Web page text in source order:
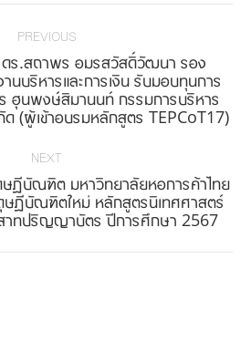
PREVIOUS
Previous
post:
ดร.สถาพร อมรสวัสดิ์วัฒนา รอง
นบริหารและการเงิน รับมอบทุนการ
ฮุนพงษ์สิมานนท์ กรรมการบริหาร
(ผู้เข้าอบรมหลักสูตร TEPCoT17)
NEXT
Next
post:
ฎีบัณฑิต มหาวิทยาลัยหอการค้าไทย
ษฎีบัณฑิตใหม่ หลักสูตรนิเทศศาสตร์
าทปริญญาบัตร ปีการศึกษา 2567